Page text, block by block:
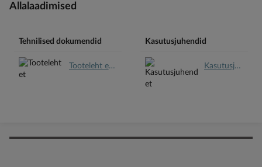
Allalaadimised
Tehnilised dokumendid
Tooteleht et.pdf
Kasutusjuhendid
Kasutusjuhend et.pdf